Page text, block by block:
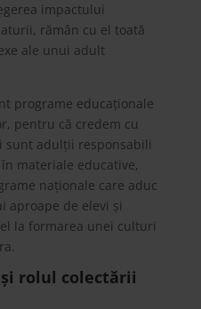
impactului
rămân cu el toată
ale unui adult
programe educaționale
pentru că credem cu
sunt adulții responsabili
materiale educative,
naționale care aduc
aproape de elevi și
la formarea unei culturi
rolul colectării